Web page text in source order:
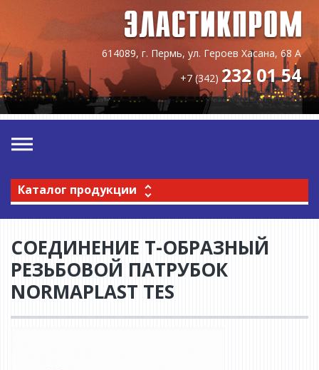
614089, г. Пермь, ул. Героев Хасана, 68 А
+7 (342) 232 01 54
Каталог продукции
СОЕДИНЕНИЕ Т-ОБРАЗНЫЙ
РЕЗЬБОВОЙ ПАТРУБОК
NORMAPLAST TES